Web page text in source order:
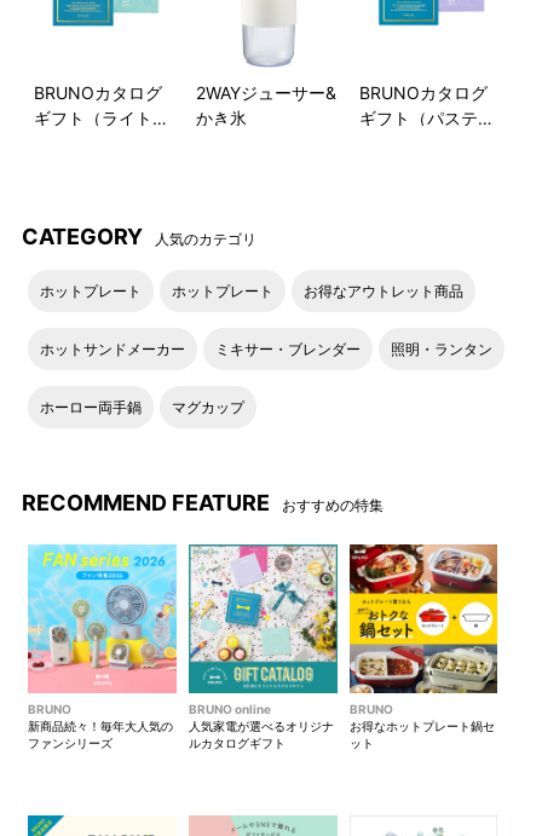
機内持ち込みができる大容量
前面の外ポケットにはロゴ入
内ポケット（収納時に袋のよ
うになっている部分が内ポケ
ットになります）
2種類の長さの持ち手が付い
て、手持ち・肩掛けの2WAYで
持つことが可能です。
BRUNOカタログ
ギフト（ライトブ
2WAYジューサー&
かき氷
BRUNOカタログ
ギフト（パステル
CATEGORY 人気のカテゴリ
ホットプレート ホットプレート お得なアウトレット商品
ホットサンドメーカー ミキサー・ブレンダー 照明・ランタン
ホーロー両手鍋 マグカップ
RECOMMEND FEATURE おすすめの特集
BRUNO
新商品続々！毎年大人気の
ファンシリーズ
BRUNO online
人気家電が選べるオリジナ
ルカタログギフト
BRUNO
お得なホットプレート鍋セ
ット